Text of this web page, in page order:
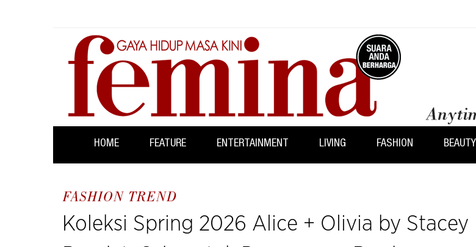
HOME FEATURE ENTERTAINMENT LIVING FASHION BEAUTY
FASHION TREND
Koleksi Spring 2026 Alice + Olivia by Stacey